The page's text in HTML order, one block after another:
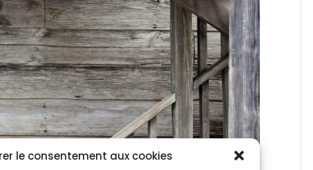
le consentement aux cookies